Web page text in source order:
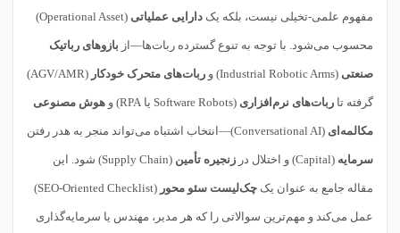
مفهوم علمی-تخیلی نیست، بلکه یک دارایی عملیاتی (Operational Asset)
محسوب می‌شود. با توجه به تنوع گسترده ربات‌ها—از بازوهای رباتیک
صنعتی (Industrial Robotic Arms) و ربات‌های متحرک خودکار (AGV/AMR)
گرفته تا ربات‌های نرم‌افزاری (Software Robots یا RPA) و هوش مصنوعی
مکالمه‌ای (Conversational AI)—انتخاب اشتباه می‌تواند منجر به هدر رفتن
سرمایه (Capital) و اختلال در زنجیره تأمین (Supply Chain) شود. این
مقاله جامع به عنوان یک چک‌لیست سئو محور (SEO-Oriented Checklist)
عمل می‌کند و مهم‌ترین سوالاتی را که هر مدیر، مهندس یا سرمایه‌گذاری